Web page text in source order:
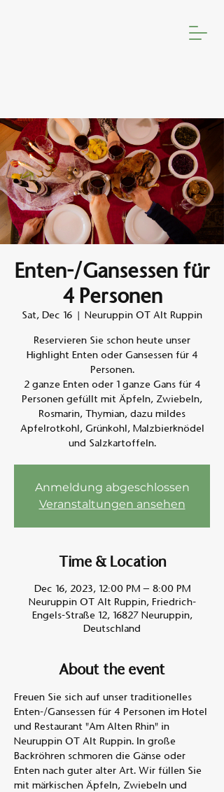
Enten-/Gansessen für
4 Personen
Sat, Dec 16
  |
Neuruppin OT Alt Ruppin
Reservieren Sie schon heute unser
Highlight Enten oder Gansessen für 4
Personen.
2 ganze Enten oder 1 ganze Gans für 4
Personen gefüllt mit Äpfeln, Zwiebeln,
Rosmarin, Thymian, dazu mildes
Apfelrotkohl, Grünkohl, Malzbierknödel
und Salzkartoffeln.
Anmeldung abgeschlossen
Veranstaltungen ansehen
Time & Location
Dec 16, 2023, 12:00 PM – 8:00 PM
Neuruppin OT Alt Ruppin, Friedrich-
Engels-Straße 12, 16827 Neuruppin,
Deutschland
About the event
Freuen Sie sich auf unser traditionelles
Enten-/Gansessen für 4 Personen im Hotel
und Restaurant "Am Alten Rhin" in
Neuruppin OT Alt Ruppin. In große
Backröhren schmoren die Gänse oder
Enten nach guter alter Art. Wir füllen Sie
mit märkischen Äpfeln, Zwiebeln und